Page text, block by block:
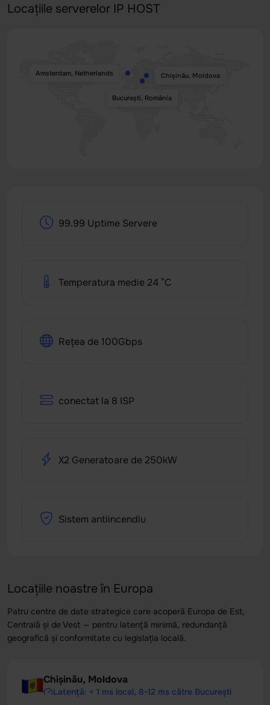
Locațiile serverelor IP HOST
Amsterdam, Netherlands
București, România
Chișinău, Moldova
99.99 Uptime Servere
Temperatura medie 24 °C
Rețea de 100Gbps
conectat la 8 ISP
X2 Generatoare de 250kW
Sistem antiincendiu
Locațiile noastre în Europa
Patru centre de date strategice care acoperă Europa de Est,
Centrală și de Vest — pentru latență minimă, redundanță
geografică și conformitate cu legislația locală.
Chișinău, Moldova
Latență: < 1 ms local, 8-12 ms către București